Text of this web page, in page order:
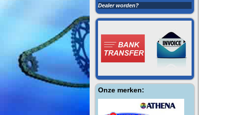
Dealer worden?
Onze merken: